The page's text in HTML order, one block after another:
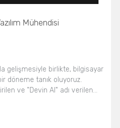
Mühendisi
gelişmesiyle birlikte, bilgisayar
döneme tanık oluyoruz.
ve "Devin AI" adı verilen…